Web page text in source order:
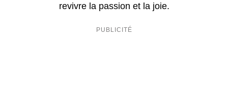
revivre la passion et la joie.